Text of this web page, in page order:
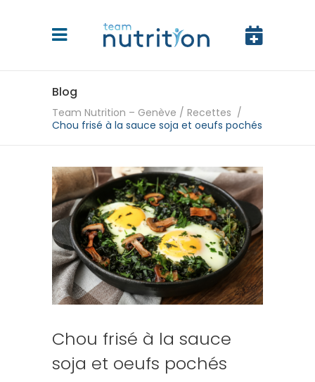
Blog
Team Nutrition – Genève / Recettes /
Chou frisé à la sauce soja et oeufs pochés
Chou frisé à la sauce
soja et oeufs pochés